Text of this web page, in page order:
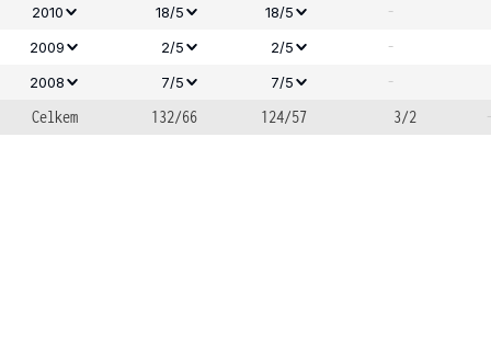
2010 18/5 18/5 -
2009 2/5 2/5 -
2008 7/5 7/5
-
Celkem
132/66 124/57 3/2